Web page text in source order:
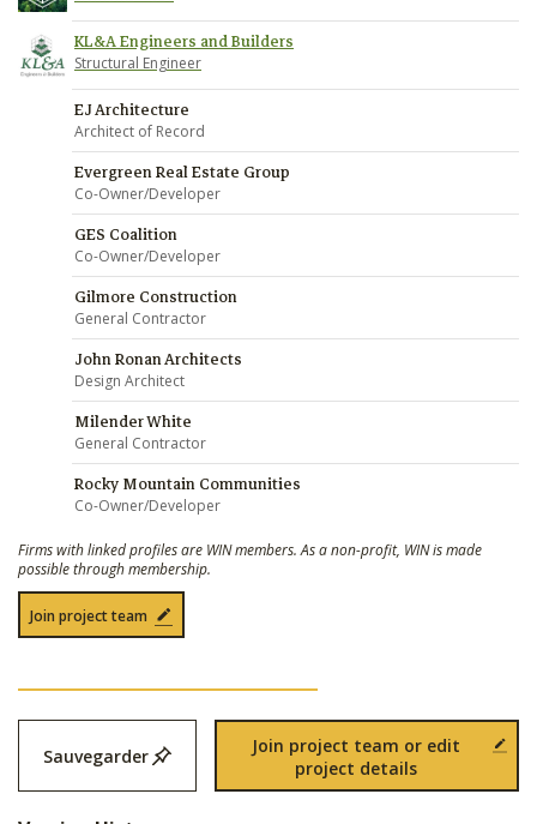
KL&A Engineers and Builders
Structural Engineer
EJ Architecture
Architect of Record
Evergreen Real Estate Group
Co-Owner/Developer
GES Coalition
Co-Owner/Developer
Gilmore Construction
General Contractor
John Ronan Architects
Design Architect
Milender White
General Contractor
Rocky Mountain Communities
Co-Owner/Developer
Firms with linked profiles are WIN members. As a non-profit, WIN is made
possible through membership.
Join project team
Sauvegarder
Join project team or edit
project details